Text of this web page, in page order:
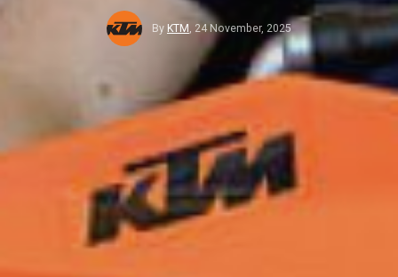
By KTM, 24 November, 2025